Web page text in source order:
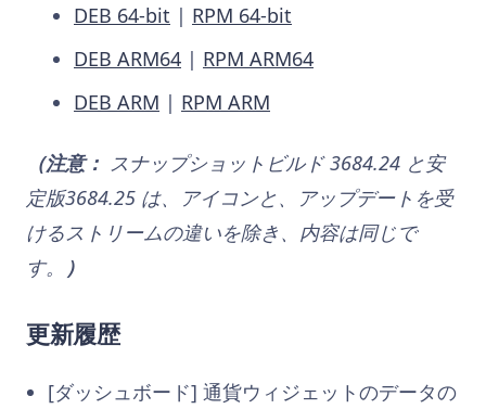
DEB 64-bit | RPM 64-bit
DEB ARM64 | RPM ARM64
DEB ARM | RPM ARM
（注意： スナップショットビルド 3684.24 と安
定版3684.25 は、アイコンと、アップデートを受
けるストリームの違いを除き、内容は同じで
す。
）
更新履歴
[ダッシュボード] 通貨ウィジェットのデータの